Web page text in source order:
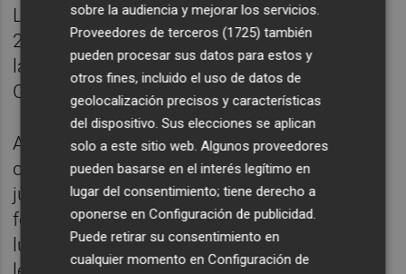
La muestra, que estará abierta al público del
23 de abril al 10 de mayo, estará ubicada en
la plaza interior del Centro Comercial Nuevo
Centro en València.
Además, el 30 de abril, a las 18:30 horas, se
celebrará una firma de autógrafos con
jugadores del primer equipo masculino y
femenino, mientras que el 7 de mayo tendrá
lugar una mesa redonda con leyendas del
sobre la audiencia y mejorar los servicios.
Proveedores de terceros (1725) también
pueden procesar sus datos para estos y
otros fines, incluido el uso de datos de
geolocalización precisos y características
del dispositivo. Sus elecciones se aplican
solo a este sitio web. Algunos proveedores
pueden basarse en el interés legítimo en
lugar del consentimiento; tiene derecho a
oponerse enConfiguración de publicidad
Puede retirar su consentimiento en
cualquier momento enConfiguración de